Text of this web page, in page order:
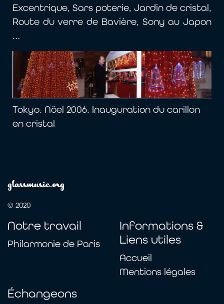
Excentrique, Sars poterie, Jardin de cristal,
Route du verre de Bavière, Sony au Japon
…
Tokyo. Nöel 2006. Inauguration du carillon
en cristal
glassmusic.org
© 2020
Notre travail
Philarmonie de Paris
Informations &
Liens utiles
Accueil
Mentions légales
Échangeons